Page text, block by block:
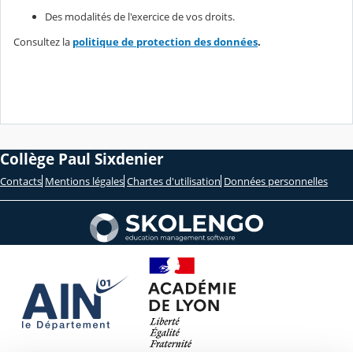
Des modalités de l'exercice de vos droits.
Consultez la politique de protection des données.
Collège Paul Sixdenier
Contacts Mentions légales Chartes d'utilisation Données personnelles